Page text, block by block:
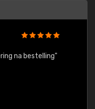
na bestelling"